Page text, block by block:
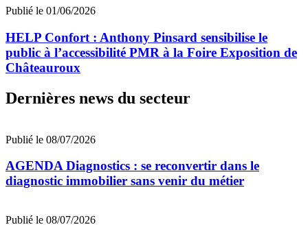
Publié le 01/06/2026
HELP Confort : Anthony Pinsard sensibilise le
public à l’accessibilité PMR à la Foire Exposition de
Châteauroux
Dernières news du secteur
Publié le 08/07/2026
AGENDA Diagnostics : se reconvertir dans le
diagnostic immobilier sans venir du métier
Publié le 08/07/2026